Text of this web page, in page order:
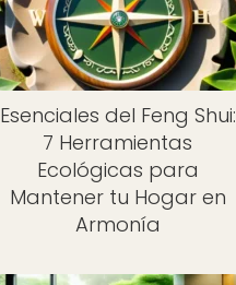
Esenciales del Feng Shui:
7 Herramientas
Ecológicas para
Mantener tu Hogar en
Armonía